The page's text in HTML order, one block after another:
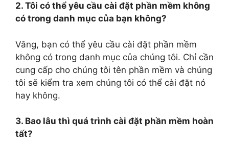
2. Tôi có thể yêu cầu cài đặt phần mềm không
có trong danh mục của bạn không?
Vâng, bạn có thể yêu cầu cài đặt phần mềm
không có trong danh mục của chúng tôi. Chỉ cần
cung cấp cho chúng tôi tên phần mềm và chúng
tôi sẽ kiểm tra xem chúng tôi có thể cài đặt nó
hay không.
3. Bao lâu thì quá trình cài đặt phần mềm hoàn
tất?